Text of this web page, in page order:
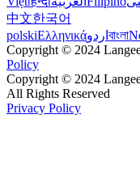
中文한국어
polskiΕλληνικάاردو বাংলা
Copyright © 2024
Policy
Copyright © 2024
All Rights Reserved
Privacy Policy